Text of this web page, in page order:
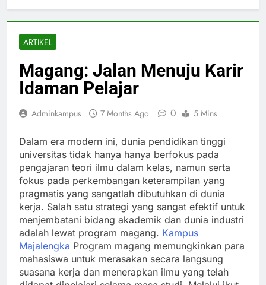
ARTIKEL
Magang: Jalan Menuju Karir
Idaman Pelajar
Adminkampus 7 Months Ago 0 5 Mins
Dalam era modern ini, dunia pendidikan tinggi
universitas tidak hanya hanya berfokus pada
pengajaran teori ilmu dalam kelas, namun serta
fokus pada perkembangan keterampilan yang
pragmatis yang sangatlah dibutuhkan di dunia
kerja. Salah satu strategi yang sangat efektif untuk
menjembatani bidang akademik dan dunia industri
adalah lewat program magang. Kampus
Majalengka Program magang memungkinkan para
mahasiswa untuk merasakan secara langsung
suasana kerja dan menerapkan ilmu yang telah